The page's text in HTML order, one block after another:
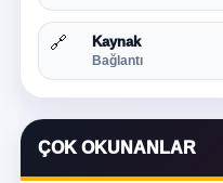
🔗 Kaynak
Bağlantı
ÇOK OKUNANLAR